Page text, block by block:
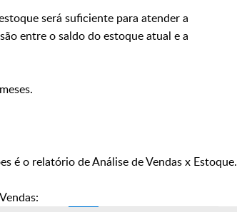
será suficiente para atender a
entre o saldo do estoque atual e a
é o relatório de Análise de Vendas x Estoque.